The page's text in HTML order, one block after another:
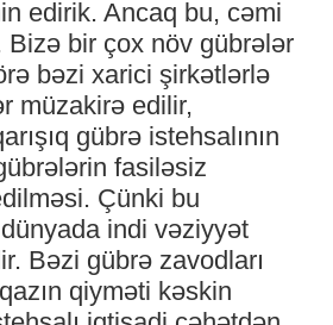
edirik. Ancaq bu, cəmi
Bizə bir çox növ gübrələr
bəzi xarici şirkətlərlə
müzakirə edilir,
gübrə istehsalının
fasiləsiz
Çünki bu
indi vəziyyət
Bəzi gübrə zavodları
qiyməti kəskin